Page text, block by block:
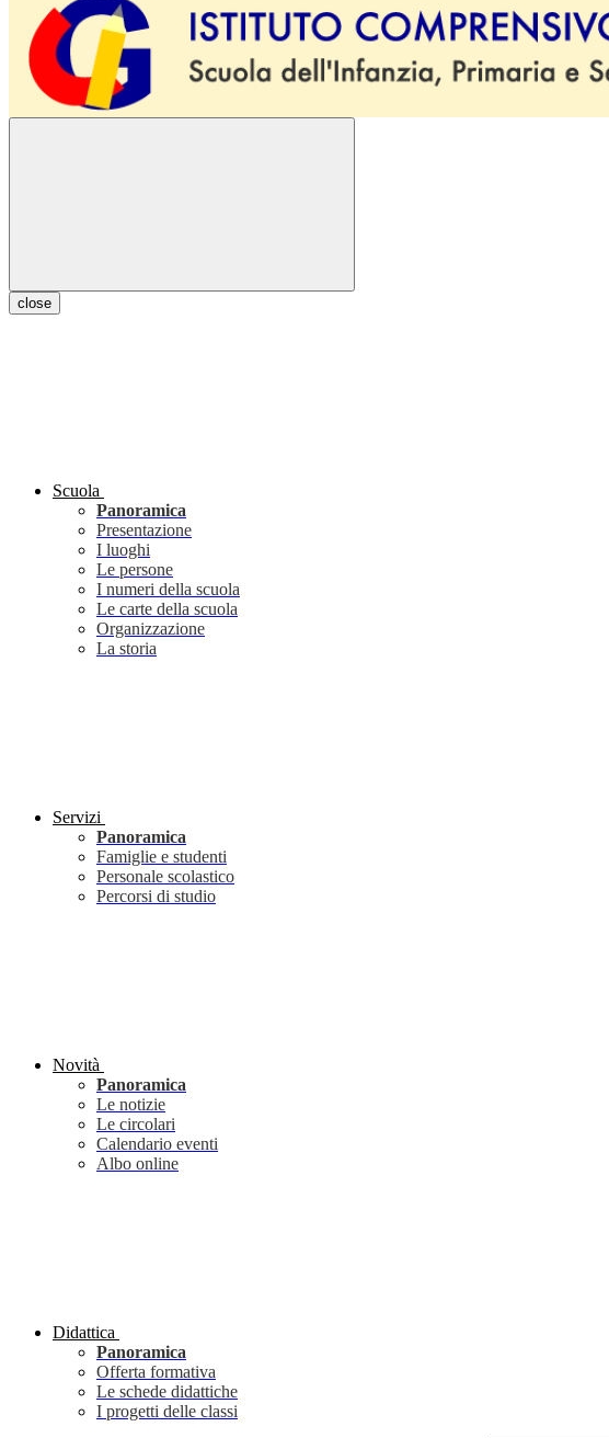
close
Scuola
Panoramica
Presentazione
I luoghi
Le persone
I numeri della scuola
Le carte della scuola
Organizzazione
La storia
Servizi
Panoramica
Famiglie e studenti
Personale scolastico
Percorsi di studio
Novità
Panoramica
Le notizie
Le circolari
Calendario eventi
Albo online
Didattica
Panoramica
Offerta formativa
Le schede didattiche
I progetti delle classi